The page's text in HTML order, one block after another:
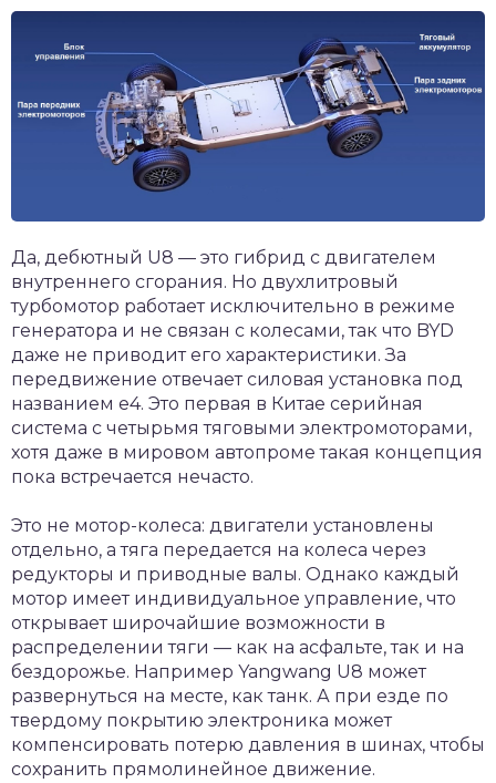
Да, дебютный U8 — это гибрид с двигателем
внутреннего сгорания. Но двухлитровый
турбомотор работает исключительно в режиме
генератора и не связан с колесами, так что BYD
даже не приводит его характеристики. За
передвижение отвечает силовая установка под
названием e4. Это первая в Китае серийная
система с четырьмя тяговыми электромоторами,
хотя даже в мировом автопроме такая концепция
пока встречается нечасто.
Это не мотор-колеса: двигатели установлены
отдельно, а тяга передается на колеса через
редукторы и приводные валы. Однако каждый
мотор имеет индивидуальное управление, что
открывает широчайшие возможности в
распределении тяги — как на асфальте, так и на
бездорожье. Например Yangwang U8 может
развернуться на месте, как танк. А при езде по
твердому покрытию электроника может
компенсировать потерю давления в шинах, чтобы
сохранить прямолинейное движение.